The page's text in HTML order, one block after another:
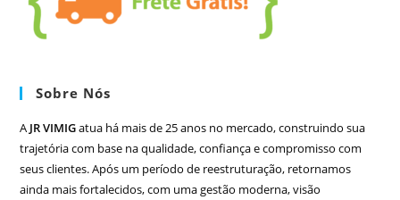
Sobre Nós
A JR VIMIGatua há mais de 25 anos no mercado, construindo sua
trajetória com base na qualidade, confiança e compromisso com
seus clientes. Após um período de reestruturação, retornamos
ainda mais fortalecidos, com uma gestão moderna, visão